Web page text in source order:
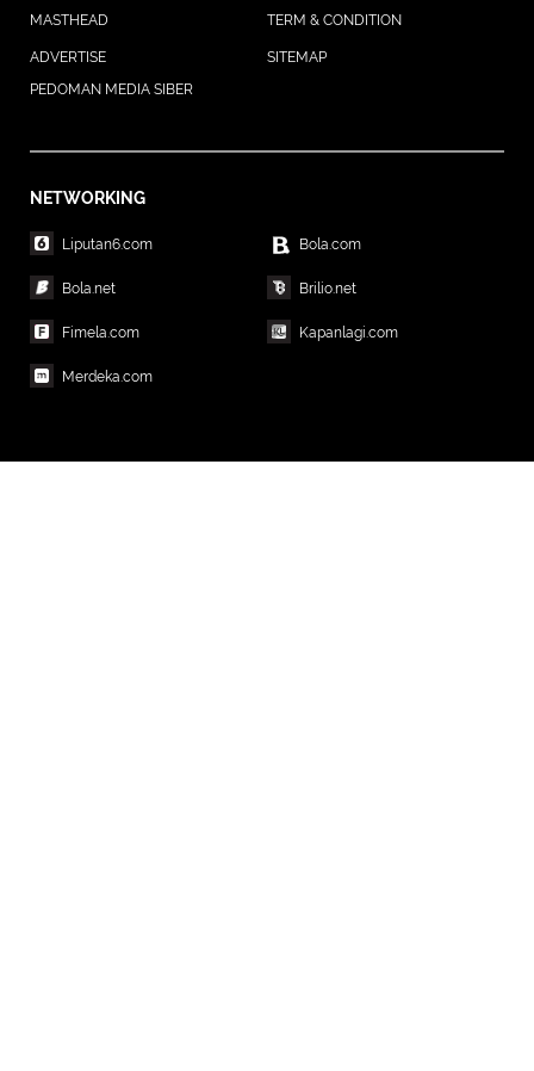
MASTHEAD TERM & CONDITION
ADVERTISE
SITEMAP
PEDOMAN MEDIA SIBER
NETWORKING
Liputan6.com Bola.com
Bola.net Brilio.net
Fimela.com Kapanlagi.com
Merdeka.com